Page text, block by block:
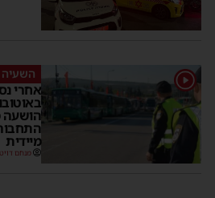
1 השעיה
אחרי
הושעה
מיידית
מנחם